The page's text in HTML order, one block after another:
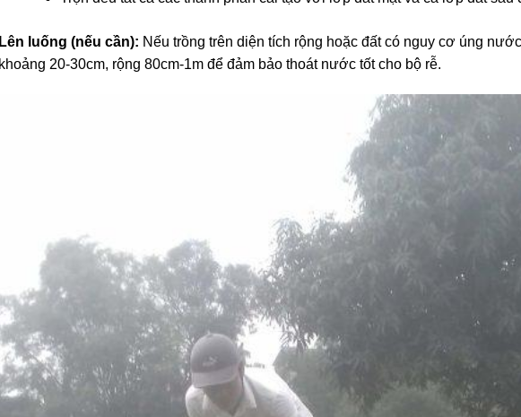
luống (nếu cần): Nếu trồng trên diện tích rộng hoặc đất có nguy cơ úng
20-30cm, rộng 80cm-1m để đảm bảo thoát nước tốt cho bộ rễ.